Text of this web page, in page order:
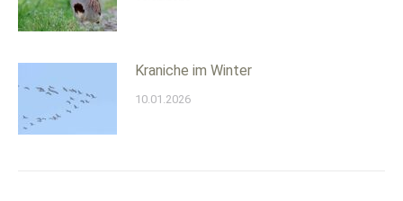
Kraniche im Winter
10.01.2026